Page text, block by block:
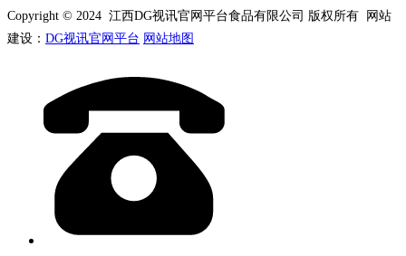
Copyright © 2024 江西DG视讯官网平台食品有限公司 版权所有 网站
建设： DG视讯官网平台 网站地图